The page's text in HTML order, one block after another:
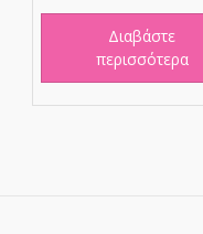
Διαβάστε
περισσότερα